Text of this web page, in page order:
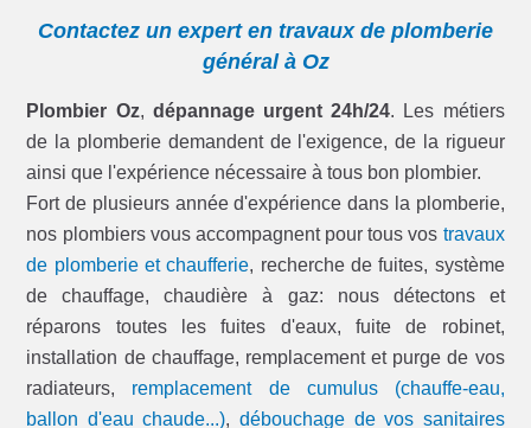
Contactez un expert en travaux de plomberie
général à Oz
Plombier Oz, dépannage urgent 24h/24. Les métiers
de la plomberie demandent de l'exigence, de la rigueur
ainsi que l'expérience nécessaire à tous bon plombier.
Fort de plusieurs année d'expérience dans la plomberie,
nos plombiers vous accompagnent pour tous vos travaux
de plomberie et chaufferie, recherche de fuites, système
de chauffage, chaudière à gaz: nous détectons et
réparons toutes les fuites d'eaux, fuite de robinet,
installation de chauffage, remplacement et purge de vos
radiateurs, remplacement de cumulus (chauffe-eau,
ballon d'eau chaude...), débouchage de vos sanitaires